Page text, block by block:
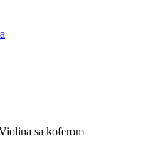
sa koferom